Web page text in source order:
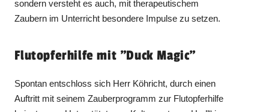
sondern versteht es auch, mit therapeutischem
Zaubern im Unterricht besondere Impulse zu setzen.
Flutopferhilfe mit "Duck Magic"
Spontan entschloss sich Herr Köhricht, durch einen
Auftritt mit seinem Zauberprogramm zur Flutopferhilfe